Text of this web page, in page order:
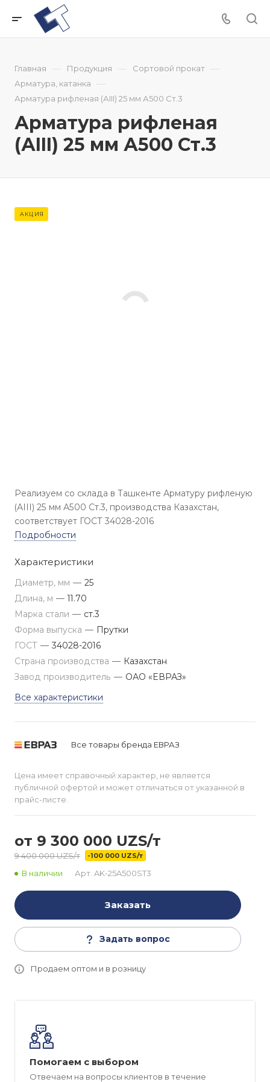
Главная — Продукция — Сортовой прокат —
Арматура, катанка —
Арматура рифленая (АIII) 25 мм А500 Ст.3
Арматура рифленая
(АIII) 25 мм А500 Ст.3
АКЦИЯ
Реализуем со склада в Ташкенте Арматуру рифленую
(АIII) 25 мм А500 Ст.3, производства Казахстан,
соответствует ГОСТ 34028-2016
Подробности
Характеристики
Диаметр, мм — 25
Длина, м — 11.70
Марка стали — ст.3
Форма выпуска — Прутки
ГОСТ — 34028-2016
Страна производства — Казахстан
Завод производитель — ОАО «ЕВРАЗ»
Все характеристики
Все товары бренда ЕВРАЗ
Цена имеет справочный характер, не является
публичной офертой и может отличаться от указанной в
прайс-листе.
от 9 300 000 UZS/т
9 400 000 UZS/т -100 000 UZS/т
В наличии Арт. AK-25A500ST3
Заказать
Задать вопрос
Продаем оптом и в розницу
Помогаем с выбором
Отвечаем на вопросы клиентов в течение